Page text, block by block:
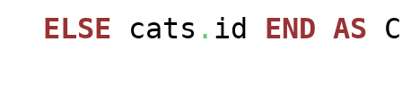
ELSE cats . id END AS